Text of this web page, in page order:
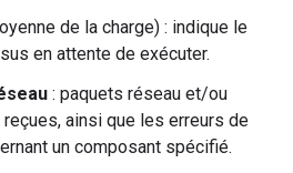
de la charge) : indique le
en attente de exécuter.
: paquets réseau et/ou
ainsi que les erreurs de
un composant spécifié.